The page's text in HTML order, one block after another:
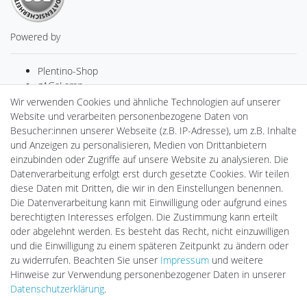
Powered by
Plentino-Shop
gAGaLamp
Drohnenstore24
Cardanlight-Shop
Batteriespeicher
PlentiSolar
Gebrauchtlicht
Ledkauf
DEYESOLAR
Lightech Connect
CardanLight Europe
FORTIMO LEDs
LED-RETROSHOP
MeinUSB
Wir verwenden Cookies und ähnliche Technologien auf unserer
Website und verarbeiten personenbezogene Daten von
Besucher:innen unserer Webseite (z.B. IP-Adresse), um z.B. Inhalte
und Anzeigen zu personalisieren, Medien von Drittanbietern
einzubinden oder Zugriffe auf unsere Website zu analysieren. Die
Datenverarbeitung erfolgt erst durch gesetzte Cookies. Wir teilen
diese Daten mit Dritten, die wir in den Einstellungen benennen.
Die Datenverarbeitung kann mit Einwilligung oder aufgrund eines
berechtigten Interesses erfolgen. Die Zustimmung kann erteilt
oder abgelehnt werden. Es besteht das Recht, nicht einzuwilligen
und die Einwilligung zu einem späteren Zeitpunkt zu ändern oder
zu widerrufen. Beachten Sie unser Impressum und weitere
Hinweise zur Verwendung personenbezogener Daten in unserer
Daten­schutz­erklärung.